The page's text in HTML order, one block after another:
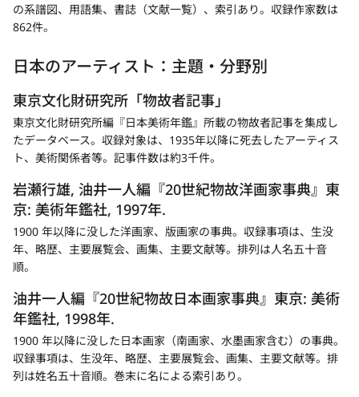
の系譜図、用語集、書誌（文献一覧）、索引あり。収録作家数は
862件。
日本のアーティスト：主題・分野別
東京文化財研究所「物故者記事」
新
規
で
く
東京文化財研究所編『日本美術年鑑』所載の物故者記事を集成し
たデータベース。収録対象は、1935年以降に死去したアーティス
ト、美術関係者等。記事件数は約3千件。
岩瀬行雄, 油井一人編『20世紀物故洋画家事典』東
京: 美術年鑑社, 1997年.
1900 年以降に没した洋画家、版画家の事典。収録事項は、生没
年、略歴、主要展覧会、画集、主要文献等。排列は人名五十音
順。
油井一人編『20世紀物故日本画家事典』東京: 美術
年鑑社, 1998年.
1900 年以降に没した日本画家（南画家、水墨画家含む）の事典。
収録事項は、生没年、略歴、主要展覧会、画集、主要文献等。排
列は姓名五十音順。巻末に名による索引あり。